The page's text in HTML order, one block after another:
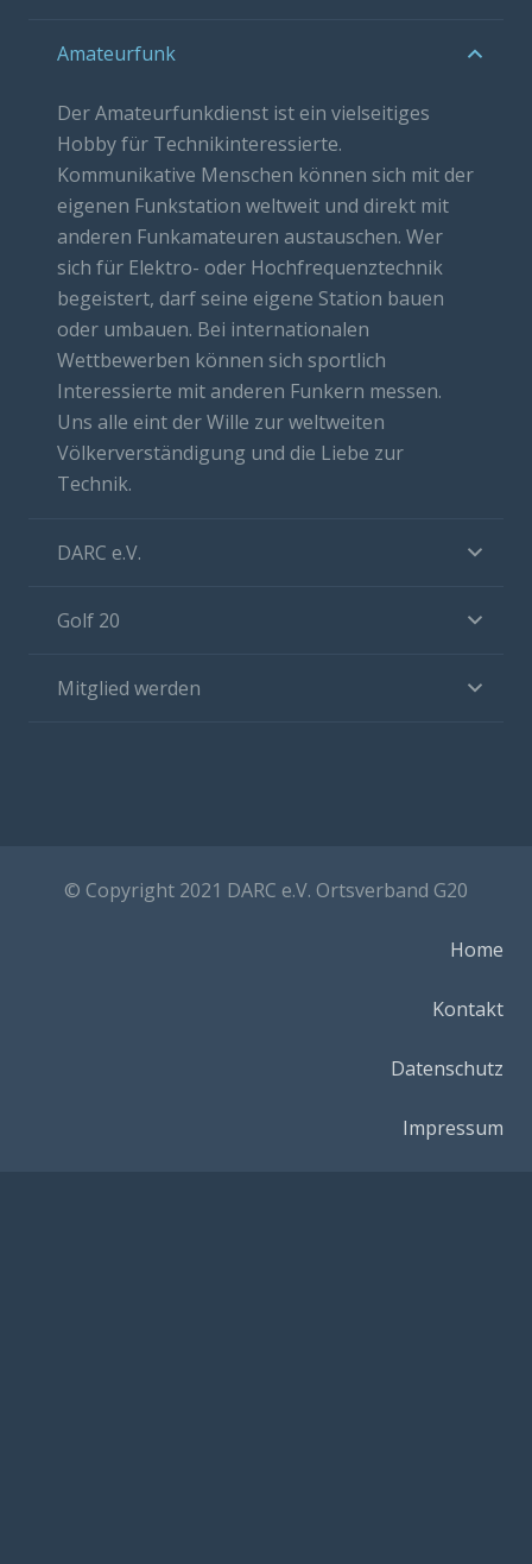
Amateurfunk
Der Amateurfunkdienst ist ein vielseitiges
Hobby für Technikinteressierte.
Kommunikative Menschen können sich mit der
eigenen Funkstation weltweit und direkt mit
anderen Funkamateuren austauschen. Wer
sich für Elektro- oder Hochfrequenztechnik
begeistert, darf seine eigene Station bauen
oder umbauen. Bei internationalen
Wettbewerben können sich sportlich
Interessierte mit anderen Funkern messen.
Uns alle eint der Wille zur weltweiten
Völkerverständigung und die Liebe zur
Technik.
DARC e.V.
Golf 20
Mitglied werden
© Copyright 2021 DARC e.V. Ortsverband G20
Home
Kontakt
Datenschutz
Impressum